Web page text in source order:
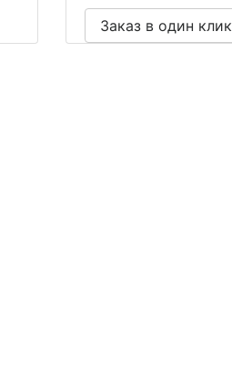
Заказ в один клик